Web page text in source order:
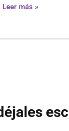
Leer más »